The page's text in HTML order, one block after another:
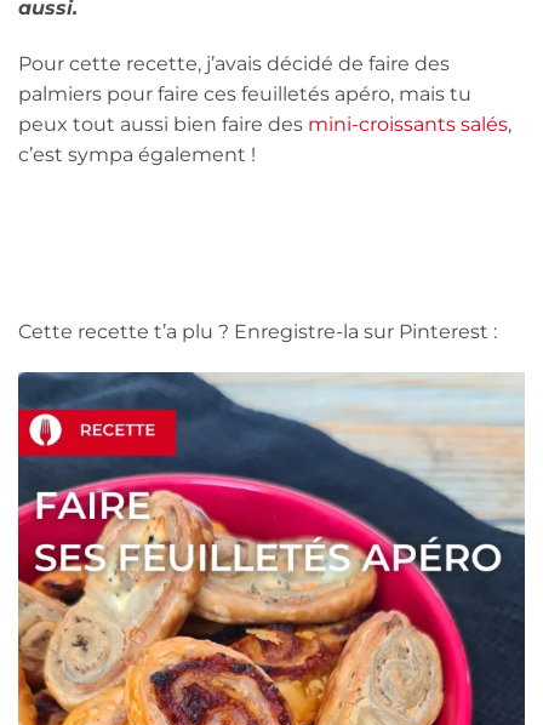
aussi.
Pour cette recette, j’avais décidé de faire des
palmiers pour faire ces feuilletés apéro, mais tu
peux tout aussi bien faire des mini-croissants salés,
c’est sympa également !
Cette recette t’a plu ? Enregistre-la sur Pinterest :